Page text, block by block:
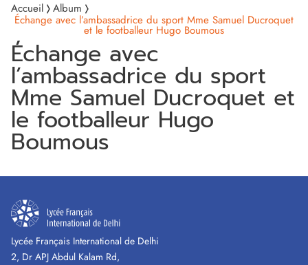
Accueil Album
Échange avec l’ambassadrice du sport Mme Samuel Ducroquet
et le footballeur Hugo Boumous
Échange avec
l’ambassadrice du sport
Mme Samuel Ducroquet et
le footballeur Hugo
Boumous
Lycée Français International de Delhi
2, Dr APJ Abdul Kalam Rd,